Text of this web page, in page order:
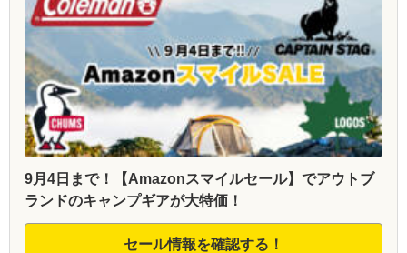
9月4日まで！【Amazonスマイルセール】でアウトブ
ランドのキャンプギアが大特価！
セール情報を確認する！